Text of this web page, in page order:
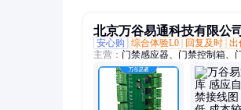
北京万谷易通科技有限公司
安心购
综合体验L0 回复及时 出
主营： 门禁感应器、门禁控制箱、